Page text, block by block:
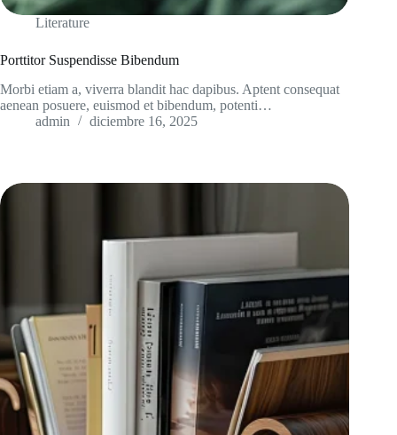
Literature
Porttitor Suspendisse Bibendum
Morbi etiam a, viverra blandit hac dapibus. Aptent consequat
aenean posuere, euismod et bibendum, potenti…
admin
diciembre 16, 2025